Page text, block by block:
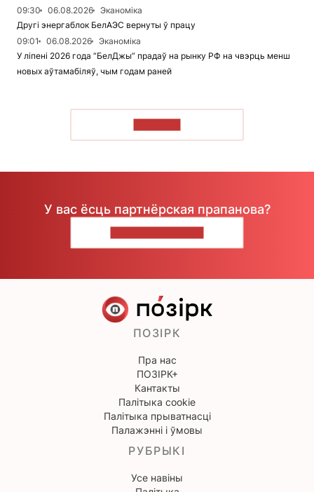
09:30
06.08.2026
Эканоміка
Другі энергаблок БелАЭС вернуты ў працу
09:01
06.08.2026
Эканоміка
У ліпені 2026 года “БелДжы” прадаў на рынку РФ на чвэрць менш
новых аўтамабіляў, чым годам раней
У вас ёсць партнёрская прапанова?
ПОЗІРК
Пра нас
ПОЗІРК+
Кантакты
Палітыка cookie
Палітыка прыватнасці
Палажэнні і ўмовы
РУБРЫКІ
Усе навіны